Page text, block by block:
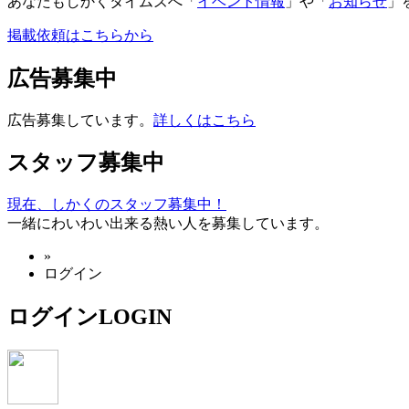
掲載依頼はこちらから
広告募集中
広告募集しています。 詳しくはこちら
スタッフ募集中
現在、しかくのスタッフ募集中！
一緒にわいわい出来る熱い人を募集しています。
»
ログイン
ログインLOGIN